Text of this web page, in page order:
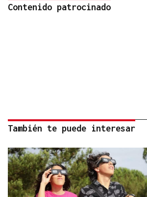
Contenido patrocinado
También te puede interesar